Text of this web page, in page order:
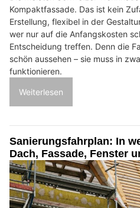
Kompaktfassade. Das ist kein
Erstellung, flexibel in der
wer nur auf die Anfangskosten
Entscheidung treffen. Denn die
schön aussehen – sie muss in
funktionieren.
Weiterlesen
Sanierungsfahrplan: In
Dach, Fassade, Fenster